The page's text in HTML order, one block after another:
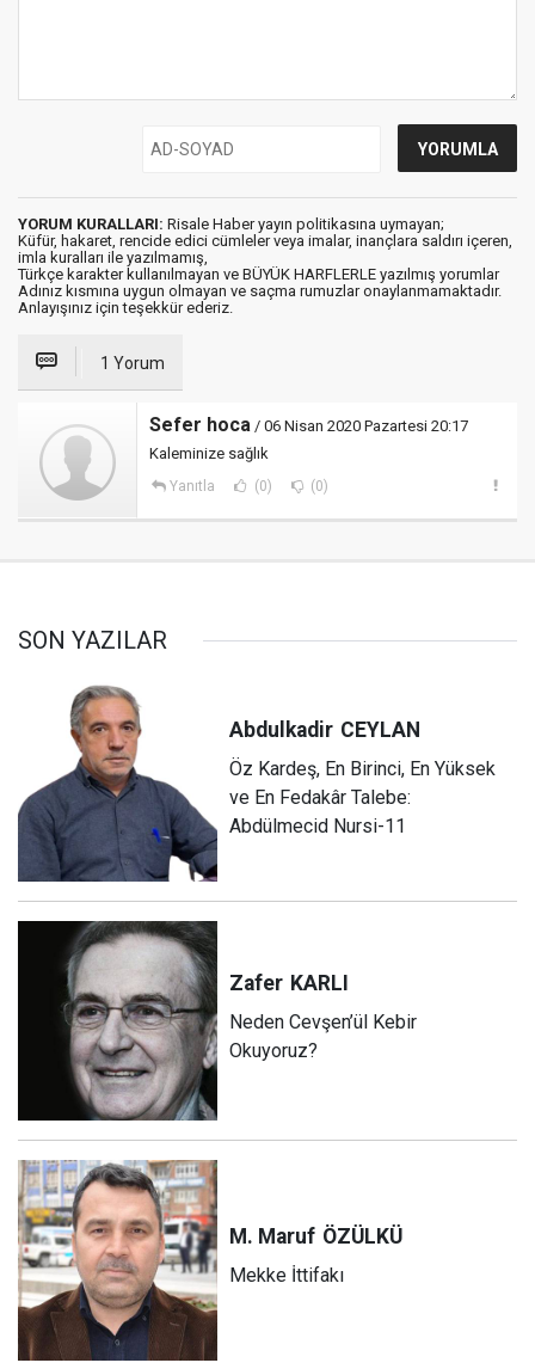
YORUM KURALLARI: Risale Haber yayın politikasına uymayan;
Küfür, hakaret, rencide edici cümleler veya imalar, inançlara saldırı içeren,
imla kuralları ile yazılmamış,
Türkçe karakter kullanılmayan ve BÜYÜK HARFLERLE yazılmış yorumlar
Adınız kısmına uygun olmayan ve saçma rumuzlar onaylanmamaktadır.
Anlayışınız için teşekkür ederiz.
1 Yorum
Sefer hoca / 06 Nisan 2020 Pazartesi 20:17
Kaleminize sağlık
Yanıtla (0) (0)
SON YAZILAR
Abdulkadir CEYLAN
Öz Kardeş, En Birinci, En Yüksek
ve En Fedakâr Talebe:
Abdülmecid Nursi-11
Zafer KARLI
Neden Cevşen’ül Kebir
Okuyoruz?
M. Maruf ÖZÜLKÜ
Mekke İttifakı